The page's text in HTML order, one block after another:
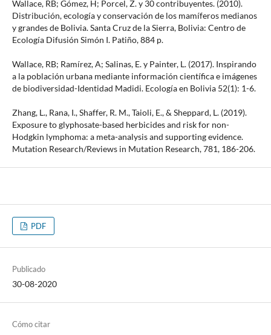
Wallace, RB; Gómez, H; Porcel, Z. y 30 contribuyentes. (2010).
Distribución, ecología y conservación de los mamíferos medianos
y grandes de Bolivia. Santa Cruz de la Sierra, Bolivia: Centro de
Ecología Difusión Simón I. Patiño, 884 p.
Wallace, RB; Ramírez, A; Salinas, E. y Painter, L. (2017). Inspirando
a la población urbana mediante información científica e imágenes
de biodiversidad-Identidad Madidi. Ecología en Bolivia 52(1): 1-6.
Zhang, L., Rana, I., Shaffer, R. M., Taioli, E., & Sheppard, L. (2019).
Exposure to glyphosate-based herbicides and risk for non-
Hodgkin lymphoma: a meta-analysis and supporting evidence.
Mutation Research/Reviews in Mutation Research, 781, 186-206.
PDF
Publicado
30-08-2020
Cómo citar